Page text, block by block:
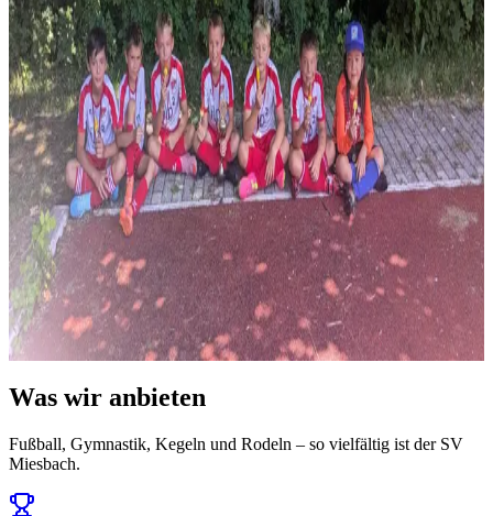
14. Juli 2026
Rückblick: 1. Fanclub Worldcup Rot-Weiß –
Endrunde auf unserem Hauptplatz
36 Teams von FC-Bayern-Fanclubs aus vier Ländern, ein
Wochenende voller Fußball – und das große Finale auf...
News
14. Juli 2026
Ausblick: Das erwartet uns in der Saison 2026/27
Die Ligeneinteilung steht und der Spielplan ist da: Auftakt am 25.
Juli daheim gegen den FC Töging – und da...
Alle News & Termine ansehen
Was wir anbieten
Fußball, Gymnastik, Kegeln und Rodeln – so vielfältig ist der SV
Miesbach.